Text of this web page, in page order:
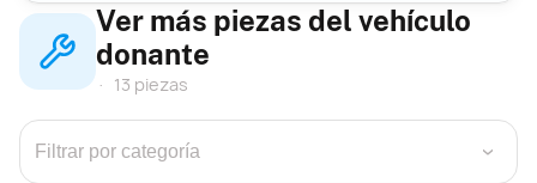
Ver más piezas del vehículo
donante
13 piezas
›